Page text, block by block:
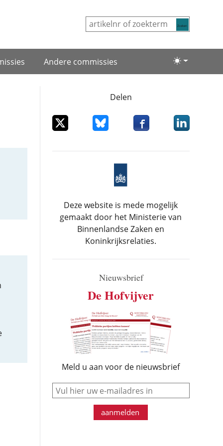
Lichte/
Andere commissies
Delen
Deel dit item op XDeel dit item op Bluesky
Deel dit item op
Deel dit
Deze website is mede mogelijk
gemaakt door het Ministerie van
Binnenlandse Zaken en
Koninkrijksrelaties.
Nieuwsbrief
De Hofvijver
Meld u aan voor de nieuwsbrief
e-mail
aanmelden